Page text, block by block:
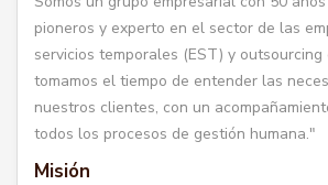
pioneros y experto en el sector de las
servicios temporales (EST) y outsourcing
tomamos el tiempo de entender las
nuestros clientes, con un
todos los procesos de gestión humana."
Misión